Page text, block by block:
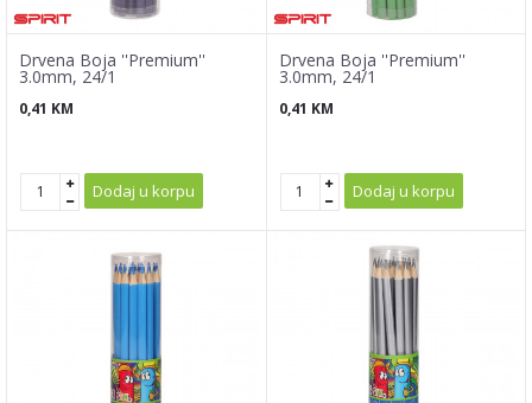
Drvena Boja ''Premium''
3.0mm, 24/1
0,41 KM
Dodaj u korpu
Drvena Boja ''Premium''
3.0mm, 24/1
0,41 KM
Dodaj u korpu